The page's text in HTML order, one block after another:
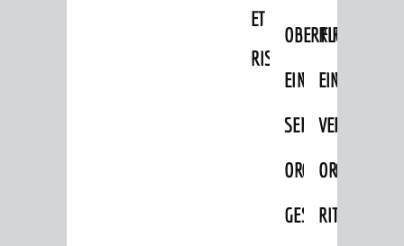
ET
RISSET
EINRICHTUNGEN
ORTSVEREINE
GESCHICHTE